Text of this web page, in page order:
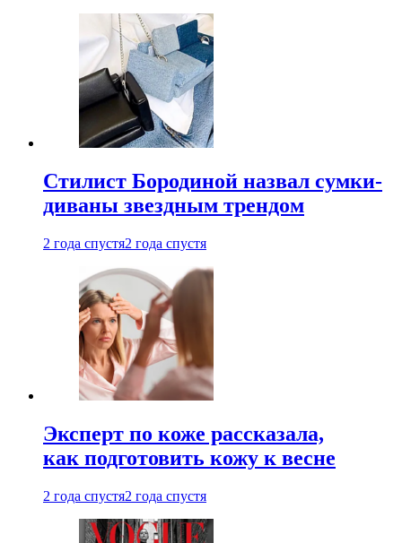
Стилист Бородиной назвал сумки-
диваны звездным трендом
2 года спустя2 года спустя
Эксперт по коже рассказала,
как подготовить кожу к весне
2 года спустя2 года спустя